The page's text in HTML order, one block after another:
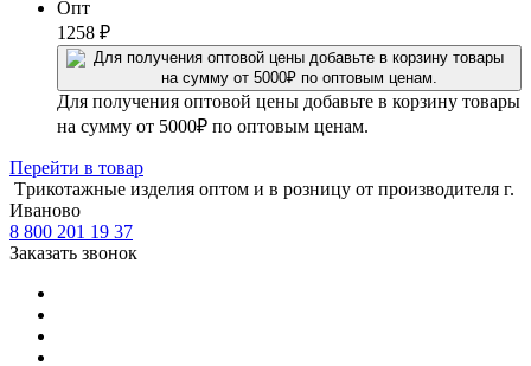
Опт
1258 ₽
Для получения оптовой цены добавьте в корзину товары
на сумму от 5000₽ по оптовым ценам.
Перейти в товар
Tрикотажные изделия оптом и в розницу от производителя г.
Иваново
8 800 201 19 37
Заказать звонок